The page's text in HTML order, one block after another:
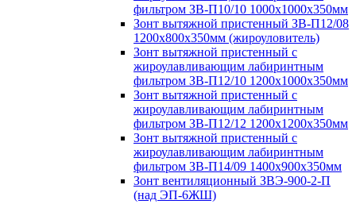
фильтром ЗВ-П10/10 1000х1000х350мм
Зонт вытяжной пристенный ЗВ-П12/08
1200х800х350мм (жироуловитель)
Зонт вытяжной пристенный с
жироулавливающим лабиринтным
фильтром ЗВ-П12/10 1200х1000х350мм
Зонт вытяжной пристенный с
жироулавливающим лабиринтным
фильтром ЗВ-П12/12 1200х1200х350мм
Зонт вытяжной пристенный с
жироулавливающим лабиринтным
фильтром ЗВ-П14/09 1400х900х350мм
Зонт вентиляционный ЗВЭ-900-2-П
(над ЭП-6ЖШ)